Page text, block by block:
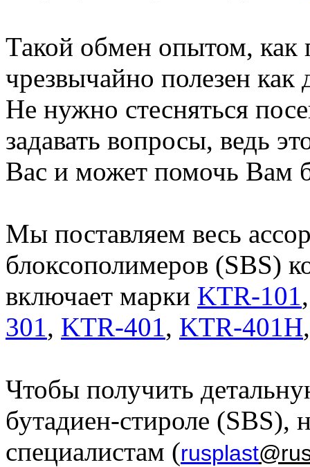
Такой обмен опытом, как
чрезвычайно полезен как
Не нужно стесняться
задавать вопросы, ведь
Вас и может помочь Вам
Мы поставляем весь
блоксополимеров (SBS)
включает марки KTR-101
301, KTR-401, KTR-401H
Чтобы получить
бутадиен-стироле
специалистам (rusplast